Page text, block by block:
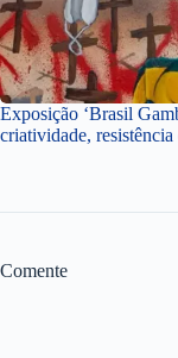
Exposição ‘Brasil
criatividade, resistência
Comente